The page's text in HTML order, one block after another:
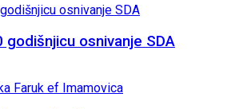
osnivanje SDA